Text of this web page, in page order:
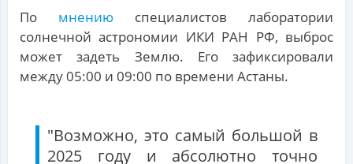
По мнению специалистов лаборатории
солнечной астрономии ИКИ РАН РФ, выброс
может задеть Землю. Его зафиксировали
между 05:00 и 09:00 по времени Астаны.
"Возможно, это самый большой в
2025 году и абсолютно точно